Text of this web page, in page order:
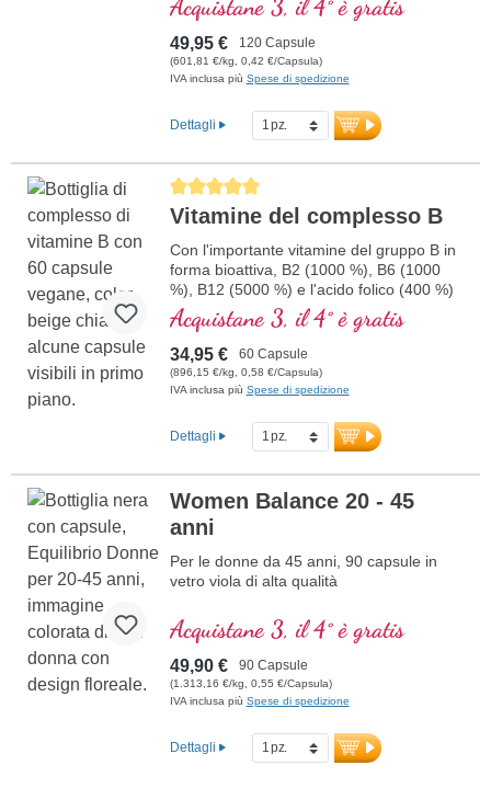
funzione dei vasi sanguigni. Le vitamine
del gruppo B sono presenti in forma
bioattiva.
Acquistane 3, il 4° è gratis
49,95 € 120 Capsule
(601,81 €/kg, 0,42 €/Capsula)
IVA inclusa più Spese di spedizione
Dettagli
Average rating of 5 out of 5 stars
Vitamine del complesso B
Con l'importante vitamine del gruppo B in
forma bioattiva, B2 (1000 %), B6 (1000
%), B12 (5000 %) e l'acido folico (400 %)
e tutti gli altri vitamine-B. Con
metilcobalamina e adenosil cobalamina.
Acquistane 3, il 4° è gratis
34,95 € 60 Capsule
(896,15 €/kg, 0,58 €/Capsula)
IVA inclusa più Spese di spedizione
Dettagli
Women Balance 20 - 45
anni
Per le donne da 45 anni, 90 capsule in
vetro viola di alta qualità
Acquistane 3, il 4° è gratis
49,90 € 90 Capsule
(1.313,16 €/kg, 0,55 €/Capsula)
IVA inclusa più Spese di spedizione
Dettagli